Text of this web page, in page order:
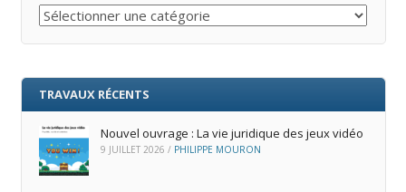
Catégories
TRAVAUX RÉCENTS
Nouvel ouvrage : La vie juridique des jeux vidéo
9 JUILLET 2026 / PHILIPPE MOURON